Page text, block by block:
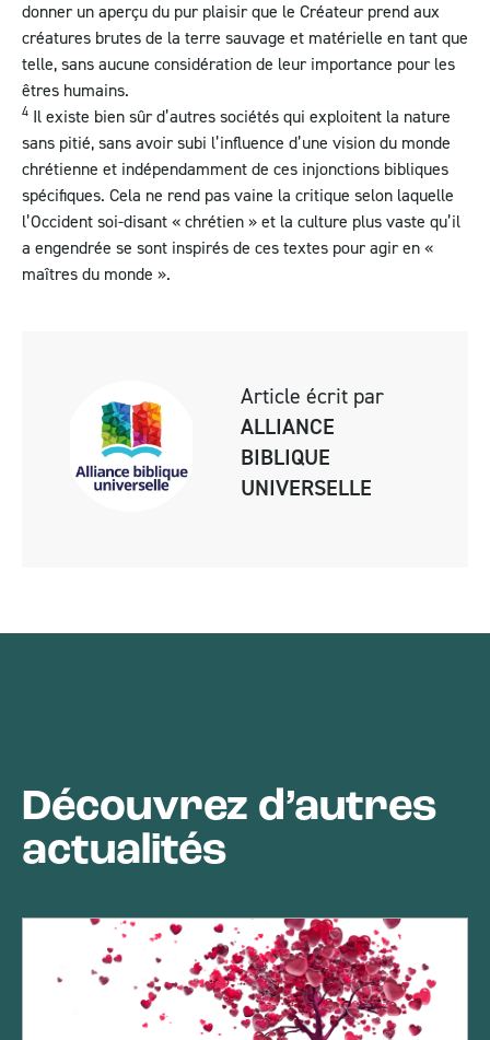
donner un aperçu du pur plaisir que le Créateur prend aux
créatures brutes de la terre sauvage et matérielle en tant que
telle, sans aucune considération de leur importance pour les
êtres humains.
4 Il existe bien sûr d’autres sociétés qui exploitent la nature
sans pitié, sans avoir subi l’influence d’une vision du monde
chrétienne et indépendamment de ces injonctions bibliques
spécifiques. Cela ne rend pas vaine la critique selon laquelle
l’Occident soi-disant « chrétien » et la culture plus vaste qu’il
a engendrée se sont inspirés de ces textes pour agir en «
maîtres du monde ».
Article écrit par
ALLIANCE
BIBLIQUE
UNIVERSELLE
Découvrez d’autres
actualités